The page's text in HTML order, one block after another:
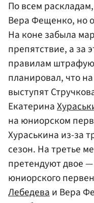
По всем
Вера Фещенко, но
На коне забыла
препятствие, а за
правилам
планировал, что
выступят
Екатерина
на юниорском
Хураськина из-за
сезон. На третье
претендуют двое
юниорского
Лебедеваи Вера